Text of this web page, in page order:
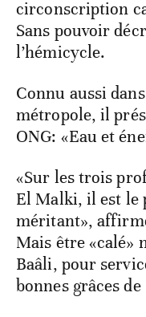
circonscription
Sans pouvoir
l’hémicycle.
Connu aussi
métropole, il
ONG: «Eau et
«Sur les trois
El Malki, il est le
méritant»,
Mais être «calé»
Baâli, pour
bonnes grâces